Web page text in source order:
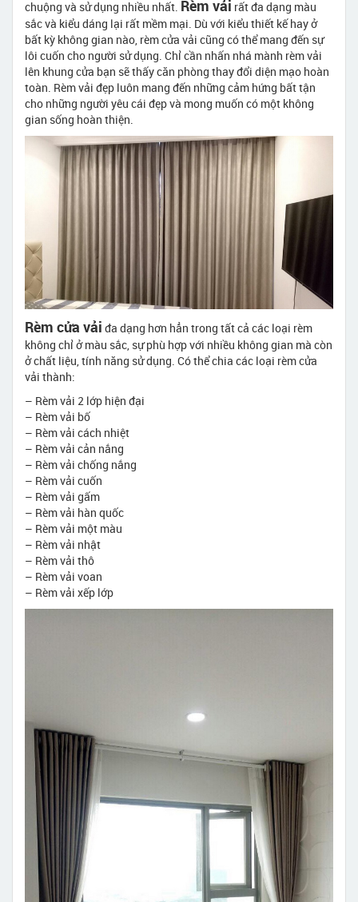
chuộng và sử dụng nhiều nhất. Rèm vải rất đa dạng màu
sắc và kiểu dáng lại rất mềm mại. Dù với kiểu thiết kế hay ở
bất kỳ không gian nào, rèm cửa vải cũng có thể mang đến sự
lôi cuốn cho người sử dụng. Chỉ cần nhấn nhá mành rèm vải
lên khung cửa bạn sẽ thấy căn phòng thay đổi diện mạo hoàn
toàn. Rèm vải đẹp luôn mang đến những cảm hứng bất tận
cho những người yêu cái đẹp và mong muốn có một không
gian sống hoàn thiện.
Rèm cửa vải đa dạng hơn hẳn trong tất cả các loại rèm
không chỉ ở màu sắc, sự phù hợp với nhiều không gian mà còn
ở chất liệu, tính năng sử dụng. Có thể chia các loại rèm cửa
vải thành:
– Rèm vải 2 lớp hiện đại
– Rèm vải bố
– Rèm vải cách nhiệt
– Rèm vải cản nắng
– Rèm vải chống nắng
– Rèm vải cuốn
– Rèm vải gấm
– Rèm vải hàn quốc
– Rèm vải một màu
– Rèm vải nhật
– Rèm vải thô
– Rèm vải voan
– Rèm vải xếp lớp